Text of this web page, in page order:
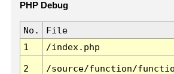
PHP Debug
No. File
1
/index.php
2 /source/function/